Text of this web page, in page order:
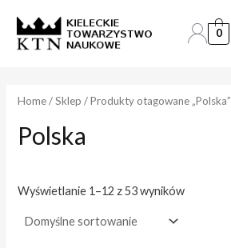
content
0
Home/Sklep / Produkty otagowane „Polska”
Polska
Wyświetlanie 1–12 z 53 wyników